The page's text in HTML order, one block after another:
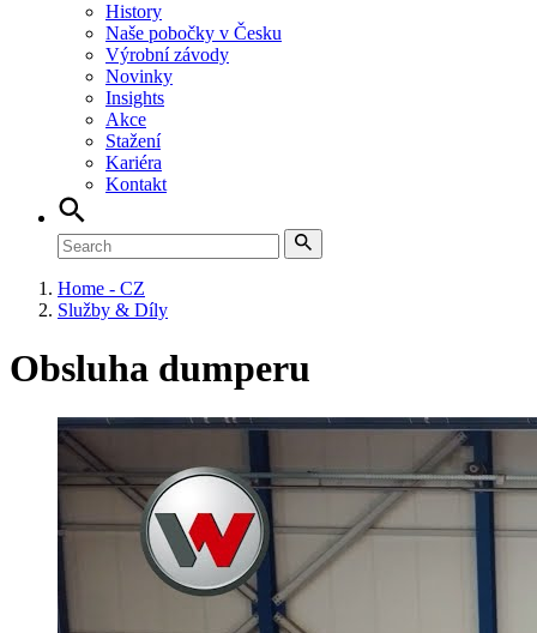
History
Naše pobočky v Česku
Výrobní závody
Novinky
Insights
Akce
Stažení
Kariéra
Kontakt
Home - CZ
Služby & Díly
Obsluha dumperu